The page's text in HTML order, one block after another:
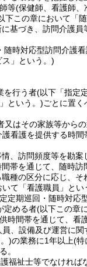
等(保健師、看護師、
下この章において「
基づき、訪問介護
時対応型訪問介護
」という。)
を行う者(以下「指定
という。)ごとに置く
はその家族等から
看護を提供する時間
、訪問頻度等を勘
帯を通じて、随時
種の区分に応じ、そ
て「看護職員」とい
期巡回・随時対応
定める者(以下この章
時間帯を通じて、看
、設備及び運営に関
)の業務に1年以上(特
。
福祉士等でなければ